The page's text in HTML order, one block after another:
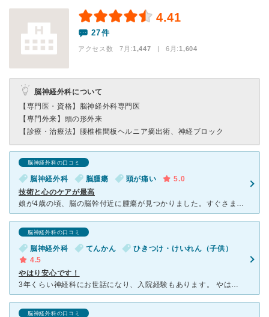
4.41
27件
アクセス数 7月:1,447 | 6月:1,604
脳神経外科について
【専門医・資格】 脳神経外科専門医
【専門外来】 頭の形外来
【診療・治療法】
腰椎椎間板ヘルニア摘出術、神経ブロック
脳神経外科の口コミ
脳神経外科 脳腫瘍 頭が痛い
5.0
技術と心のケアが最高
娘が4歳の頃、脳の脳幹付近に腫瘍が見つかりました。すぐさま紹介状を書いて頂き、埼玉県小児医療センターへ入院、手術となりました。水頭症まで併発しており、また脳幹付近というのもあって、難しい手術となるって
脳神経外科の口コミ
脳神経外科 てんかん
ひきつけ・けいれん（子供）
4.5
やはり安心です！
3年くらい神経科にお世話になり、入院経験もあります。 やはり小児専門で、安心して通院が出来ました。 大きな病院なので半日がかりになりますが、先生や看護婦さんの対応もよく、不安な事やわからない事等、
脳神経外科の口コミ